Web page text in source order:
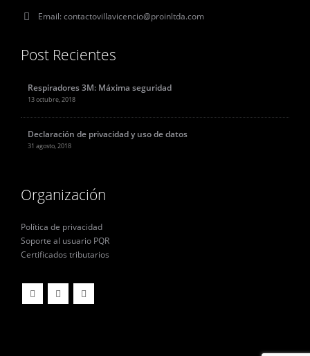
Email:contactovillavicencio@proinltda.com
Post Recientes
Respiradores 3M: Máxima seguridad
13 octubre, 2018
Declaración de privacidad y uso de datos
31 agosto, 2018
Organización
Política de privacidad
Soporte al usuario PQR
Certificados tributarios